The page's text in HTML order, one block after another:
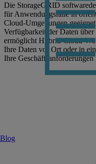
Blog
Die StorageGRID
für Anwendungsfälle in
Cloud-Umgebungen
Verfügbarkeit der Daten
ermöglicht Hybrid-Cloud-
Ihre Daten vor Ort oder in
Ihre